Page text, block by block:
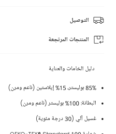
التوصيل
المنتجات المرتجعة
دليل الخامات والعناية
85% بوليستر، 15% إيلاستين (ناعم ومرن)
البطانة: 100% بوليستر (ناعم ومرن)
غسيل آلي (30 درجة مئوية)